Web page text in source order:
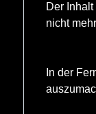
Der
nicht
In der